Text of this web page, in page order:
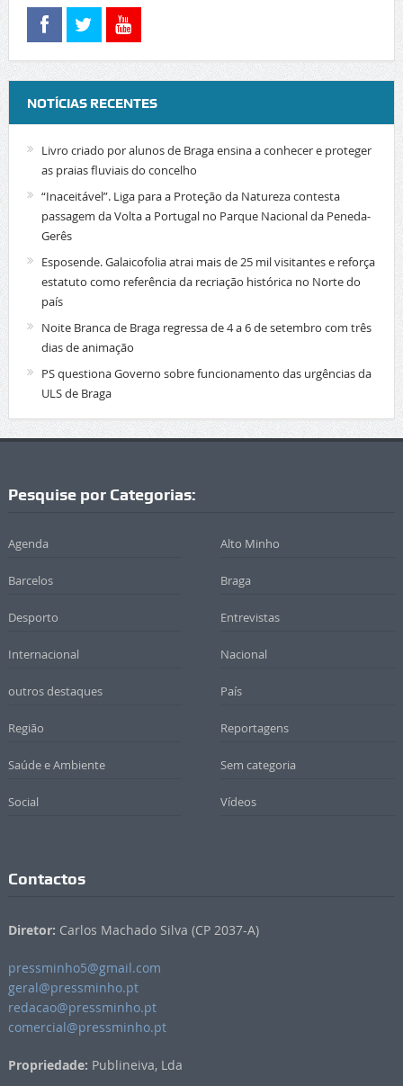
NOTÍCIAS RECENTES
Livro criado por alunos de Braga ensina a conhecer e proteger
as praias fluviais do concelho
“Inaceitável”. Liga para a Proteção da Natureza contesta
passagem da Volta a Portugal no Parque Nacional da Peneda-
Gerês
Esposende. Galaicofolia atrai mais de 25 mil visitantes e reforça
estatuto como referência da recriação histórica no Norte do
país
Noite Branca de Braga regressa de 4 a 6 de setembro com três
dias de animação
PS questiona Governo sobre funcionamento das urgências da
ULS de Braga
Pesquise por Categorias:
Agenda Alto Minho
Barcelos Braga
Desporto Entrevistas
Internacional Nacional
outros destaques País
Região Reportagens
Saúde e Ambiente Sem categoria
Social Vídeos
Contactos
Diretor: Carlos Machado Silva (CP 2037-A)
pressminho5@gmail.com
geral@pressminho.pt
redacao@pressminho.pt
comercial@pressminho.pt
Propriedade: Publineiva, Lda